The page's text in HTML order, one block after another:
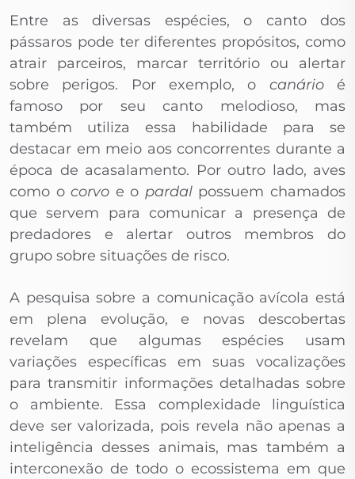
Entre as diversas espécies, o canto dos
pássaros pode ter diferentes propósitos, como
atrair parceiros, marcar território ou alertar
sobre perigos. Por exemplo, o canárioé
famoso por seu canto melodioso, mas
também utiliza essa habilidade para se
destacar em meio aos concorrentes durante a
época de acasalamento. Por outro lado, aves
como ocorvo e o pardalpossuem chamados
que servem para comunicar a presença de
predadores e alertar outros membros do
grupo sobre situações de risco.
A pesquisa sobre a comunicação avícola está
em plena evolução, e novas descobertas
revelam que algumas espécies usam
variações específicas em suas vocalizações
para transmitir informações detalhadas sobre
o ambiente. Essa complexidade linguística
deve ser valorizada, pois revela não apenas a
inteligência desses animais, mas também a
interconexão de todo o ecossistema em que